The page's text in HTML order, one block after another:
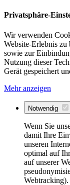
Privatsphäre-
Wir verwenden
Website-Erlebnis
sowie zur
Nutzung dieser
Gerät gespeichert
Mehr anzeigen
Notwendig
Wenn Sie
damit Ihre
unseren
optimal auf
auf unserer
Webtracking).